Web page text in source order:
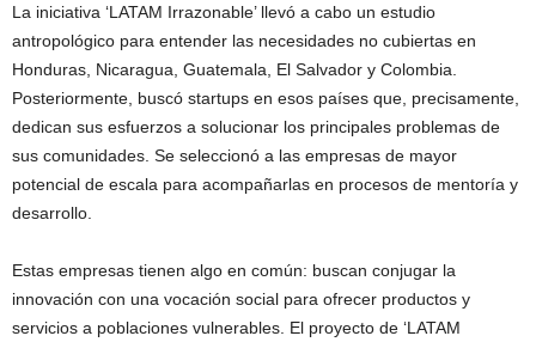
La iniciativa ‘LATAM Irrazonable’ llevó a cabo un estudio
antropológico para entender las necesidades no cubiertas en
Honduras, Nicaragua, Guatemala, El Salvador y Colombia.
Posteriormente, buscó startups en esos países que, precisamente,
dedican sus esfuerzos a solucionar los principales problemas de
sus comunidades. Se seleccionó a las empresas de mayor
potencial de escala para acompañarlas en procesos de mentoría y
desarrollo.
Estas empresas tienen algo en común: buscan conjugar la
innovación con una vocación social para ofrecer productos y
servicios a poblaciones vulnerables. El proyecto de ‘LATAM